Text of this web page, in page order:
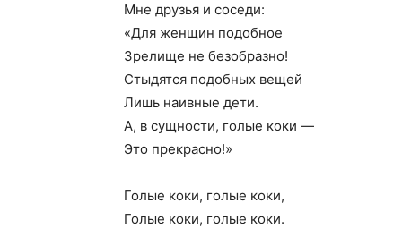
Мне друзья и соседи:
«Для женщин подобное
Зрелище не безобразно!
Стыдятся подобных вещей
Лишь наивные дети.
А, в сущности, голые коки —
Это прекрасно!»
Голые коки, голые коки,
Голые коки, голые коки.